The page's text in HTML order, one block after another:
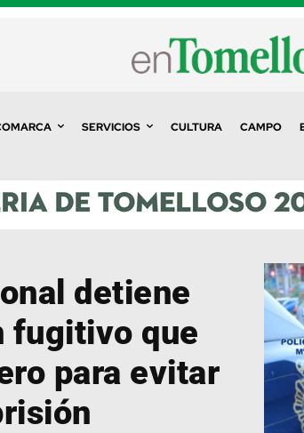
SERVICIOS CULTURA CAMPO
detiene
fugitivo que
para evitar